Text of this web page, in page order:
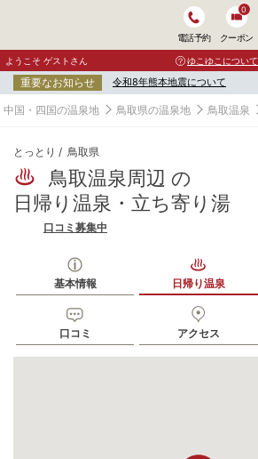
電話予約 クーポン
0
ようこそ ゲストさん ゆこゆこについて
重要なお知らせ 令和8年熊本地震について
中国・四国の温泉地 鳥取県の温泉地 鳥取温泉
とっとり 鳥取県
鳥取温泉周辺 の
日帰り温泉・立ち寄り湯
口コミ募集中
基本情報 日帰り温泉
口コミ アクセス